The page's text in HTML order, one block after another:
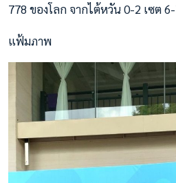
778 ของโลก จากไต้หวัน 0-2 เซต
แฟ้มภาพ